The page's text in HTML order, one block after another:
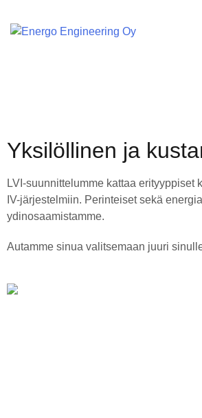
Yksilöllinen ja
LVI-suunnittelumme kattaa
IV-järjestelmiin. Perinteiset sekä
ydinosaamistamme.
Autamme sinua valitsemaan juuri